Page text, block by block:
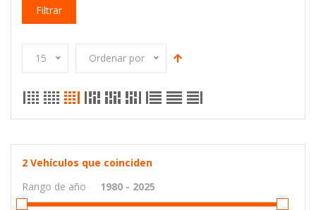
Filtrar
15 Ordenar por
2 Vehículos que coinciden
Rango de año